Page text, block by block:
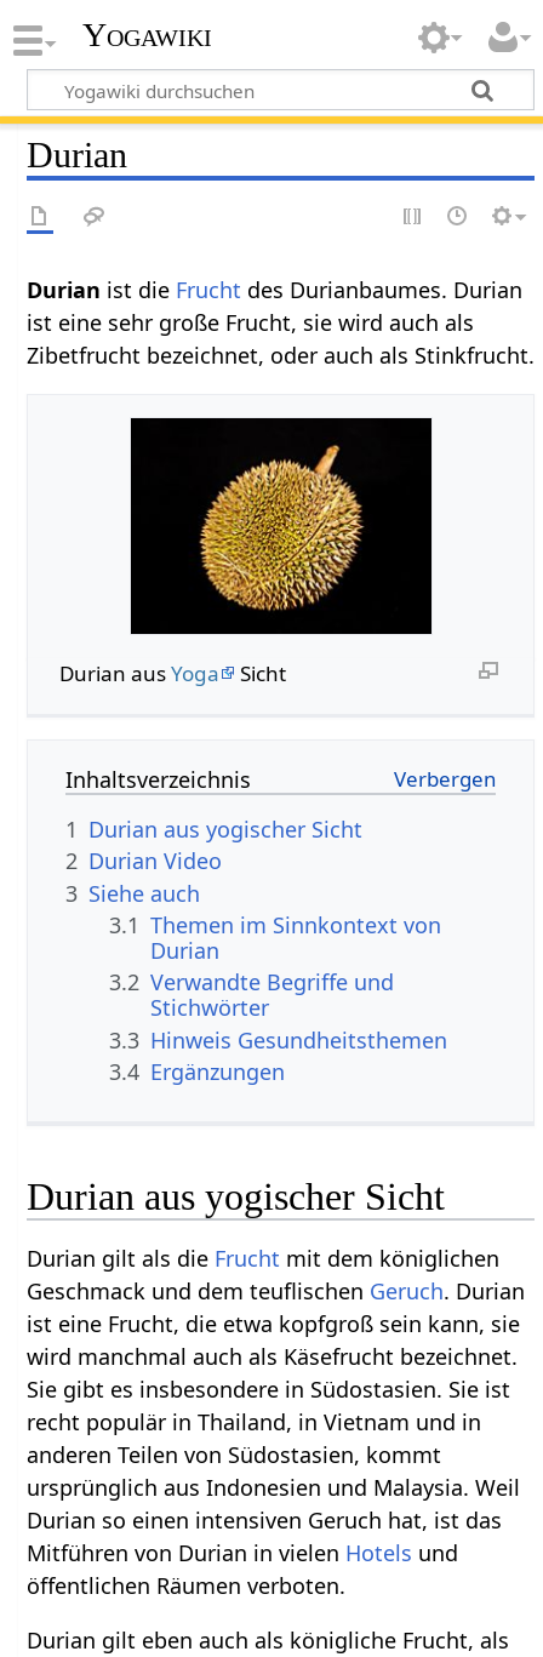
Yogawiki
Durian
Durian ist die Frucht des Durianbaumes. Durian
ist eine sehr große Frucht, sie wird auch als
Zibetfrucht bezeichnet, oder auch als Stinkfrucht.
Durian ausYoga Sicht
Inhaltsverzeichnis
1 Durian aus yogischer Sicht
2 Durian Video
3 Siehe auch
3.1 Themen im Sinnkontext von
Durian
3.2 Verwandte Begriffe und
Stichwörter
3.3 Hinweis Gesundheitsthemen
3.4 Ergänzungen
Durian aus yogischer Sicht
Durian gilt als die Frucht mit dem königlichen
Geschmack und dem teuflischen Geruch. Durian
ist eine Frucht, die etwa kopfgroß sein kann, sie
wird manchmal auch als Käsefrucht bezeichnet.
Sie gibt es insbesondere in Südostasien. Sie ist
recht populär in Thailand, in Vietnam und in
anderen Teilen von Südostasien, kommt
ursprünglich aus Indonesien und Malaysia. Weil
Durian so einen intensiven Geruch hat, ist das
Mitführen von Durian in vielen Hotels und
öffentlichen Räumen verboten.
Durian gilt eben auch als königliche Frucht, als